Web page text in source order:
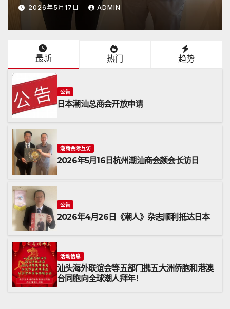
2026年4月26日 ADMIN
最新 热门 趋势
公告
日本潮汕总商会开放申请
潮商会际互访
2026年5月16日杭州潮汕商会颜会长访日
公告
2026年4月26日《潮人》杂志顺利抵达日本
活动信息
汕头海外联谊会等五部门携五大洲侨胞和港澳
台同胞向全球潮人拜年！